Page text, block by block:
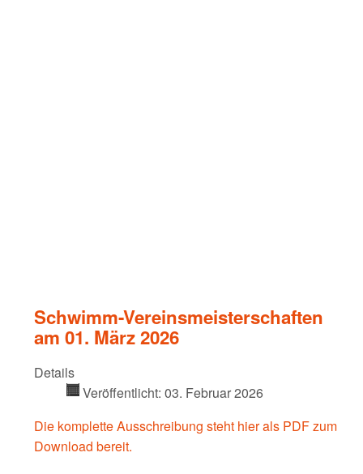
Schwimm-Vereinsmeisterschaften
am 01. März 2026
Details
Veröffentlicht: 03. Februar 2026
Die komplette Ausschreibung steht hier als PDF zum
Download bereit.